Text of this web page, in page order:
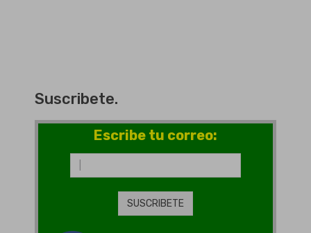
Suscribete.
Escribe tu correo: